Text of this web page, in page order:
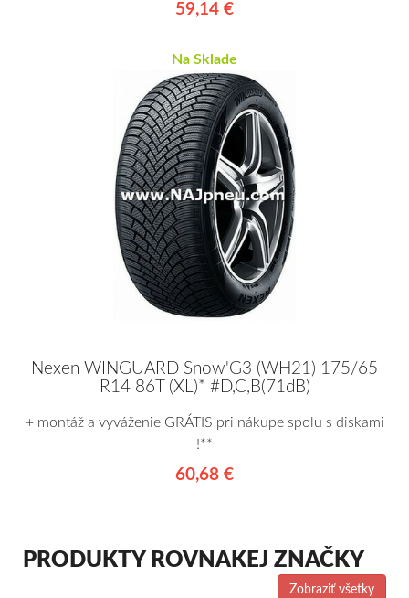
59,14 €
Na Sklade
Nexen WINGUARD Snow'G3 (WH21) 175/65
R14 86T (XL)* #D,C,B(71dB)
+ montáž a vyváženie GRÁTIS pri nákupe spolu s diskami
!**
60,68 €
PRODUKTY ROVNAKEJ ZNAČKY
Zobraziť všetky